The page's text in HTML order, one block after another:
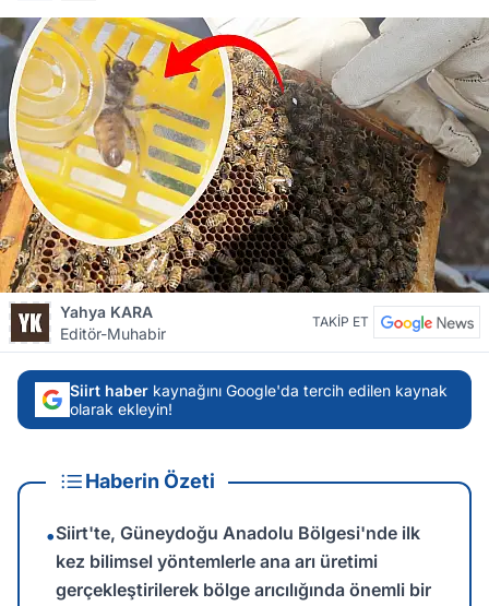
Yahya KARA
Editör-Muhabir
TAKİP ET
Siirt haber kaynağını Google'da tercih edilen kaynak
olarak ekleyin!
Haberin Özeti
•Siirt'te, Güneydoğu Anadolu Bölgesi'nde ilk
kez bilimsel yöntemlerle ana arı üretimi
gerçekleştirilerek bölge arıcılığında önemli bir